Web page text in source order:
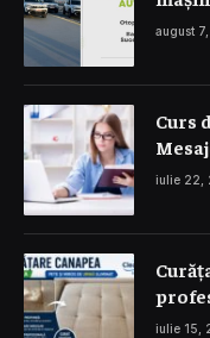
știi
august
Curs
iulie 22,
și
iulie 15,